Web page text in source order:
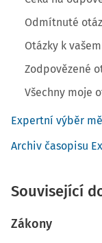
Odmítnuté
Otázky k
Zodpovězené
Všechny moje
Expertní výběr
Archiv časopisu
Související
Zákony